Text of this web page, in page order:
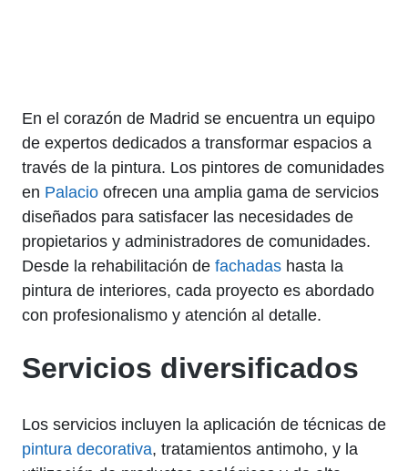
En el corazón de Madrid se encuentra un equipo
de expertos dedicados a transformar espacios a
través de la pintura. Los pintores de comunidades
en Palacio ofrecen una amplia gama de servicios
diseñados para satisfacer las necesidades de
propietarios y administradores de comunidades.
Desde la rehabilitación de fachadas hasta la
pintura de interiores, cada proyecto es abordado
con profesionalismo y atención al detalle.
Servicios diversificados
Los servicios incluyen la aplicación de técnicas de
pintura decorativa, tratamientos antimoho, y la